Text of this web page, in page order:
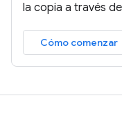
la copia a través
Cómo comenzar